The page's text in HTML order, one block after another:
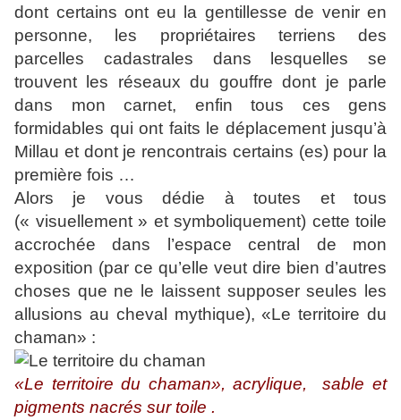
dont certains ont eu la gentillesse de venir en
personne, les propriétaires terriens des
parcelles cadastrales dans lesquelles se
trouvent les réseaux du gouffre dont je parle
dans mon carnet, enfin tous ces gens
formidables qui ont faits le déplacement jusqu’à
Millau et dont je rencontrais certains (es) pour la
première fois …
Alors je vous dédie à toutes et tous
(« visuellement » et symboliquement) cette toile
accrochée dans l’espace central de mon
exposition (par ce qu’elle veut dire bien d’autres
choses que ne le laissent supposer seules les
allusions au cheval mythique), «Le territoire du
chaman» :
«Le territoire du chaman», acrylique, sable et
pigments nacrés sur toile .